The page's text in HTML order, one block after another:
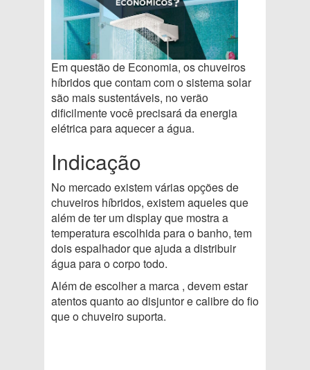
Em questão de Economia, os chuveiros
híbridos que contam com o sistema solar
são mais sustentáveis, no verão
dificilmente você precisará da energia
elétrica para aquecer a água.
Indicação
No mercado existem várias opções de
chuveiros híbridos, existem aqueles que
além de ter um display que mostra a
temperatura escolhida para o banho, tem
dois espalhador que ajuda a distribuir
água para o corpo todo.
Além de escolher a marca , devem estar
atentos quanto ao disjuntor e calibre do fio
que o chuveiro suporta.